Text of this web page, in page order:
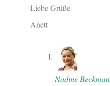
Liebe Grüße
Anett
Nadine